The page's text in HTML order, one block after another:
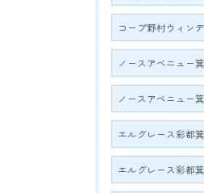
コープ野村ウィン
ノースアベニュー
ノースアベニュー
エルグレース彩都
エルグレース彩都